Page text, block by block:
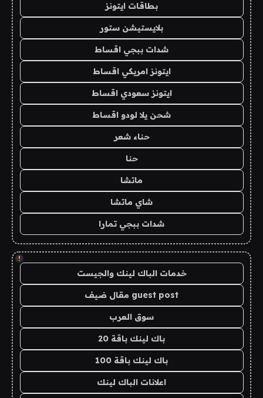
بطاقات ايتونز
بلايستيشن ستور
شدات ببجي اقساط
ايتونز امريكي اقساط
ايتونز سعودي اقساط
شحن يلا لودو اقساط
حناء شعر
حنا
ماتشا
شاي ماتشا
شدات ببجي تمارا
!
خدمات الباك لينك والجيست
guest post مقال ضيف
سوق العرب
باك لينك باقة 20
باك لينك باقة 100
اعلانات الباك لينك